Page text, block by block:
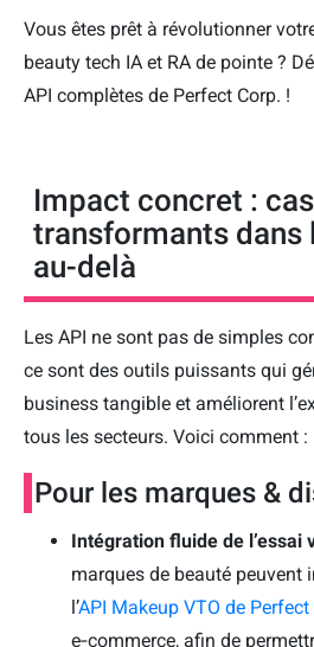
Vous êtes prêt à révolutionner
beauty tech IA et RA de pointe ?
API complètes de Perfect Corp. !
Impact concret :
transformants dans
au-delà
Les API ne sont pas de simples
ce sont des outils puissants qui
business tangible et améliorent
tous les secteurs. Voici comment :
Pour les marques &
Intégration fluide de l’essai
marques de beauté peuvent
l’API Makeup VTO de Perfect
e‑commerce, afin de